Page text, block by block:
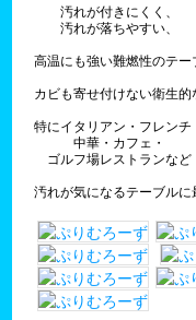
汚れが付きにくく、
汚れが落ちやすい、
高温にも強い難燃性のテ
カビも寄せ付けない衛生的
特にイタリアン・フレンチ
中華・カフェ・
ゴルフ場レストランなど
汚れが気になるテーブルに